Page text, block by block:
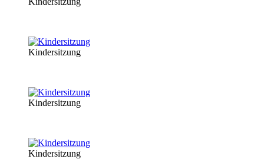
Kindersitzung
Kindersitzung
Kindersitzung